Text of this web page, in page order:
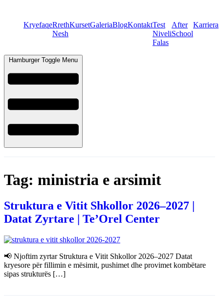
KryefaqeRreth
Nesh
KursetGaleriaBlogKontaktTest
Niveli
Falas
After
School
Karriera
Hamburger Toggle Menu
Tag: ministria e arsimit
Struktura e Vitit Shkollor 2026–2027 |
Datat Zyrtare | Te’Orel Center
📢 Njoftim zyrtar Struktura e Vitit Shkollor 2026–2027 Datat
kryesore për fillimin e mësimit, pushimet dhe provimet kombëtare
sipas strukturës […]